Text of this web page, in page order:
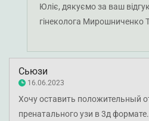
Юліє, дякуємо за ваш
гінеколога Мирошниченко
що задоволені візитами у
здоров'я та всього
Сьюзи
16.06.2023
Хочу оставить положительный
пренатального узи в 3д